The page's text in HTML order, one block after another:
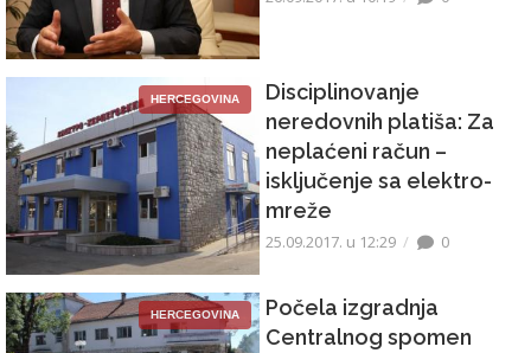
HERCEGOVINA
Disciplinovanje
neredovnih platiša: Za
neplaćeni račun –
isključenje sa elektro-
mreže
25.09.2017. u 12:29 0
HERCEGOVINA
Počela izgradnja
Centralnog spomen